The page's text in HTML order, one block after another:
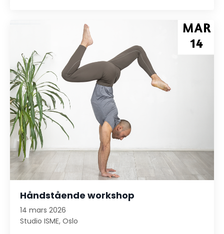
Håndstående workshop
14 mars 2026
Studio ISME, Oslo